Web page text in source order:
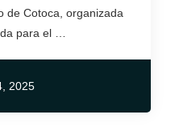
de Cotoca, organizada
para el …
2025